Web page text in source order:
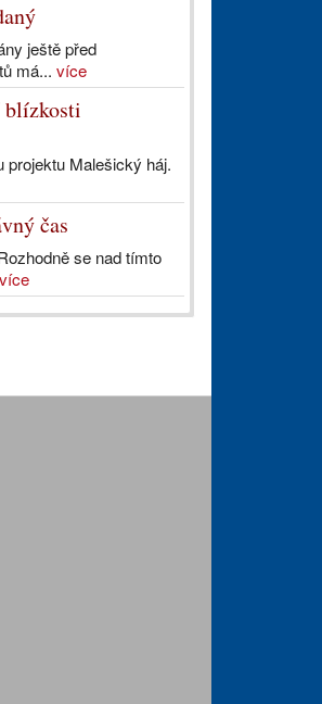
ještě před
má... více
blízkosti
projektu Malešický háj.
čas
se nad tímto
více